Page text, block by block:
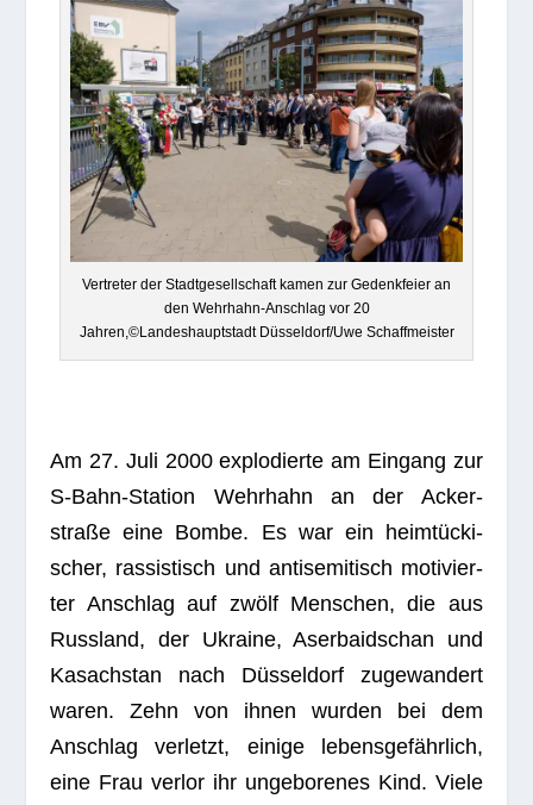
Ver­tre­ter der Stadt­ge­sell­schaft kamen zur Gedenk­feier an
den Wehr­hahn-Anschlag vor 20
Jahren,©Landeshauptstadt Düsseldorf/Uwe Schaffmeister
Am 27. Juli 2000 explo­dierte am Ein­gang zur
S‑Bahn-Sta­tion Wehr­hahn an der Acker­
straße eine Bombe. Es war ein heim­tü­cki­
scher, ras­sis­tisch und anti­se­mi­tisch moti­vier­
ter Anschlag auf zwölf Men­schen, die aus
Russ­land, der Ukraine, Aser­bai­dschan und
Kasach­stan nach Düs­sel­dorf zuge­wan­dert
waren. Zehn von ihnen wur­den bei dem
Anschlag ver­letzt, einige lebens­ge­fähr­lich,
eine Frau ver­lor ihr unge­bo­re­nes Kind. Viele